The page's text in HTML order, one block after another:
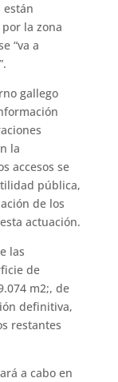
están
la zona
“va a
gallego
la
accesos se
pública,
de los
actuación.
las
de
m2;, de
definitiva,
restantes
a cabo en